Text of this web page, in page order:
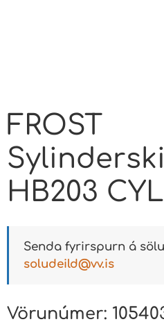
FROST
HB203
Senda fyrirspurn á
soludeild@vv.is
Vörunúmer: